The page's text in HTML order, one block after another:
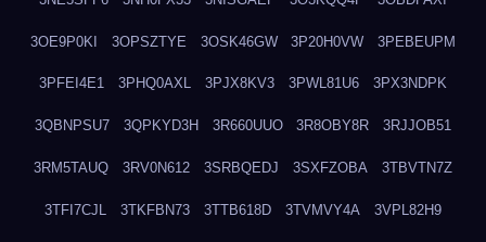
3OE9P0KI 3OPSZTYE 3OSK46GW 3P20H0VW 3PEBEUPM
3PFEI4E1 3PHQ0AXL 3PJX8KV3 3PWL81U6 3PX3NDPK
3QBNPSU7 3QPKYD3H 3R660UUO 3R8OBY8R 3RJJOB51
3RM5TAUQ 3RV0N612 3SRBQEDJ 3SXFZOBA 3TBVTN7Z
3TFI7CJL 3TKFBN73 3TTB618D 3TVMVY4A 3VPL82H9